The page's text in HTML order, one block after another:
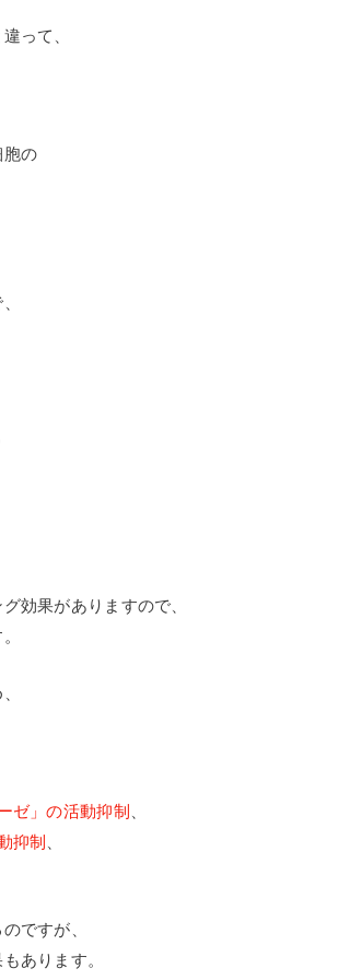
って、
胞の
効果がありますので、
ゼ」の活動抑制
抑制
ですが、
あります。